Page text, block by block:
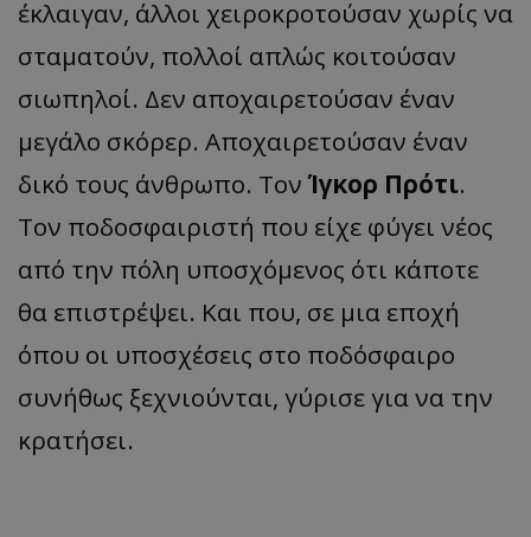
έκλαιγαν, άλλοι χειροκροτούσαν χωρίς να
σταματούν, πολλοί απλώς κοιτούσαν
σιωπηλοί. Δεν αποχαιρετούσαν έναν
μεγάλο σκόρερ. Αποχαιρετούσαν έναν
δικό τους άνθρωπο. ΤονΊγκορ Πρότι.
Τον ποδοσφαιριστή που είχε φύγει νέος
από την πόλη υποσχόμενος ότι κάποτε
θα επιστρέψει. Και που, σε μια εποχή
όπου οι υποσχέσεις στο ποδόσφαιρο
συνήθως ξεχνιούνται, γύρισε για να την
κρατήσει.